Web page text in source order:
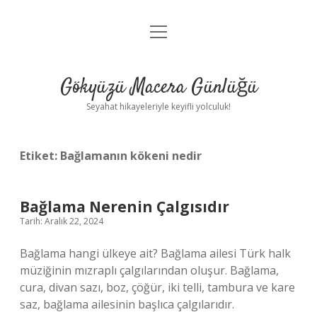
Anasayfa
Yasal Uyarı
menüyü
Gökyüzü Macera Günlüğü
Seyahat hikayeleriyle keyifli yolculuk!
Etiket: Bağlamanın kökeni nedir
Bağlama Nerenin Çalgısıdır
Tarih: Aralık 22, 2024
Bağlama hangi ülkeye ait? Bağlama ailesi Türk halk
müziğinin mızraplı çalgılarından oluşur. Bağlama,
cura, divan sazı, boz, çöğür, iki telli, tambura ve kare
saz, bağlama ailesinin başlıca çalgılarıdır.